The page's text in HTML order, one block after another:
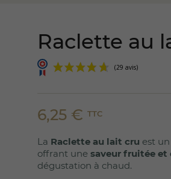
Raclette au
6,25 € TTC
La Raclette au lait cru est
offrant une saveur fruitée et
dégustation à chaud.